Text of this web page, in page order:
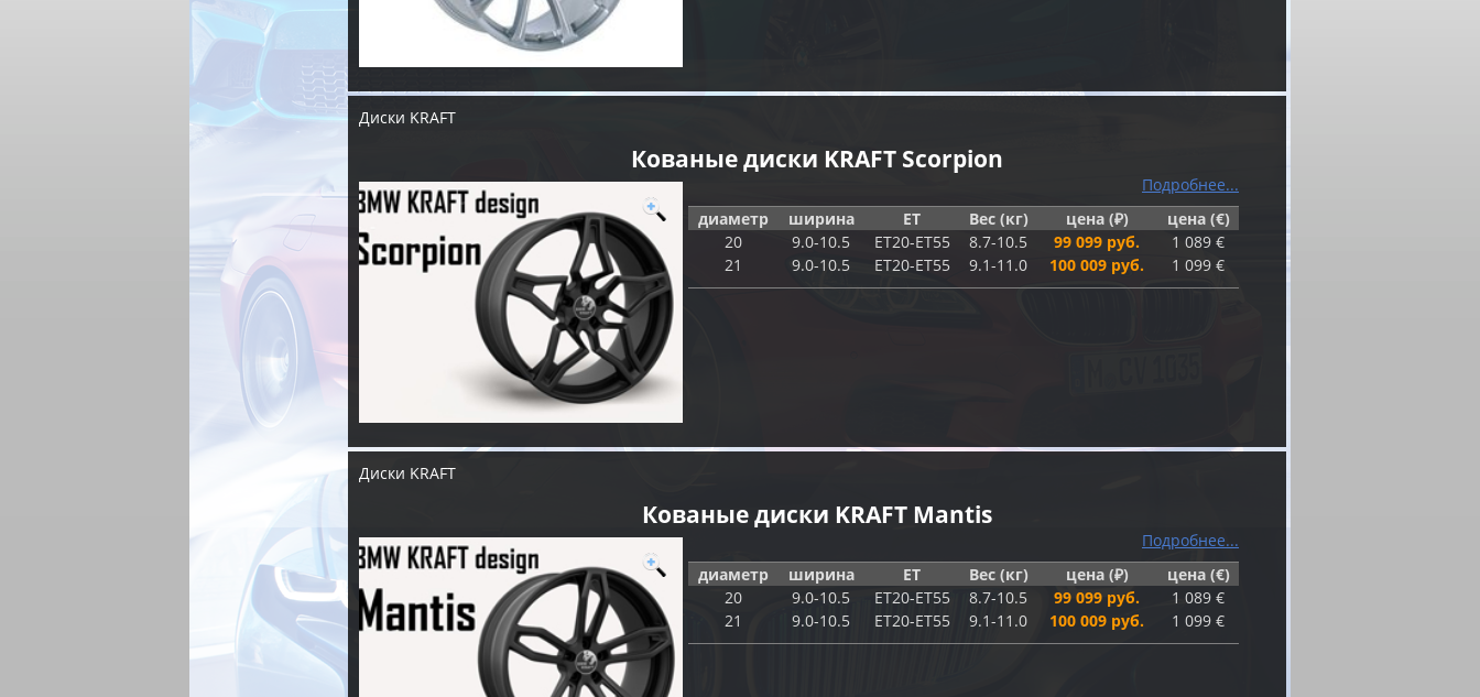
Диски KRAFT
Кованые диски KRAFT Scorpion
Подробнее...
диаметр
ширина ET Вес (кг) цена (₽)
цена (€)
20
9.0-10.5 ET20-ET55 8.7-10.5 99 099 руб.
1 089 €
21
9.0-10.5 ET20-ET55 9.1-11.0 100 009 руб. 1 099 €
Диски KRAFT
Кованые диски KRAFT Mantis
Подробнее...
диаметр
ширина ET Вес (кг) цена (₽)
цена (€)
20
9.0-10.5 ET20-ET55 8.7-10.5 99 099 руб.
1 089 €
21
9.0-10.5 ET20-ET55 9.1-11.0 100 009 руб. 1 099 €